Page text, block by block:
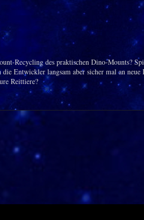
Recycling des praktischen Dino-Mounts?
Entwickler langsam aber sicher mal an neue
Reittiere?